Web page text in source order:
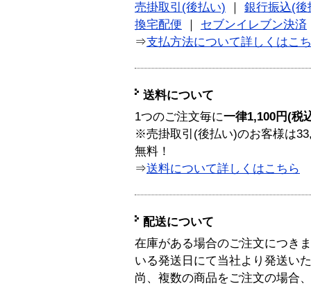
売掛取引(後払い)
銀行振込(後
換宅配便
セブンイレブン決済
⇒支払方法について詳しくはこ
送料について
1つのご注文毎に一律1,100円(税
※売掛取引(後払い)のお客様は
無料！
⇒送料について詳しくはこちら
配送について
在庫がある場合のご注文につき
いる発送日にて当社より発送い
尚、複数の商品をご注文の場合